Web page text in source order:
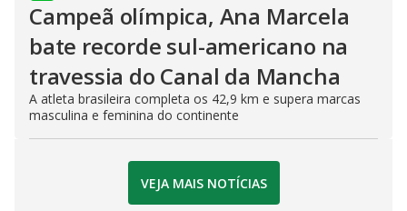
Campeã olímpica, Ana Marcela
bate recorde sul-americano na
travessia do Canal da Mancha
A atleta brasileira completa os 42,9 km e supera marcas
masculina e feminina do continente
VEJA MAIS NOTÍCIAS